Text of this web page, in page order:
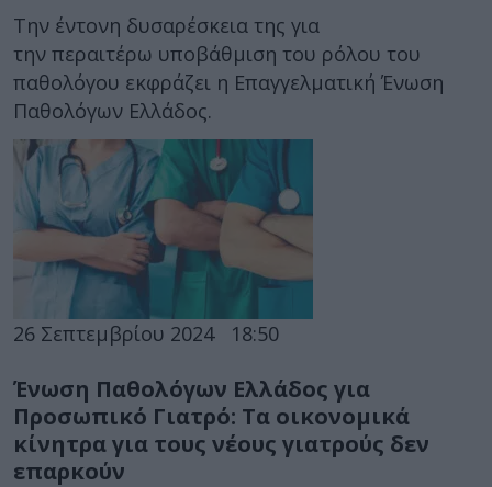
Την έντονη δυσαρέσκεια της για
την περαιτέρω υποβάθμιση του ρόλου του
παθολόγου εκφράζει η Επαγγελματική Ένωση
Παθολόγων Ελλάδος.
26 Σεπτεμβρίου 2024 18:50
Ένωση Παθολόγων Ελλάδος για
Προσωπικό Γιατρό: Τα οικονομικά
κίνητρα για τους νέους γιατρούς δεν
επαρκούν